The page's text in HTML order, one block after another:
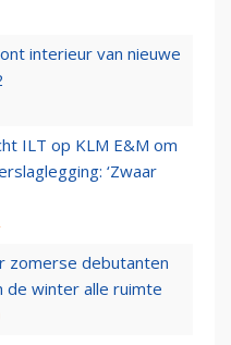
interieur van nieuwe
ILT op KLM E&M om
‘Zwaar
zomerse debutanten
de winter alle ruimte